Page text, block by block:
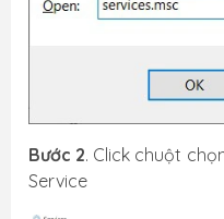
Bước 2. Click chuột
Service